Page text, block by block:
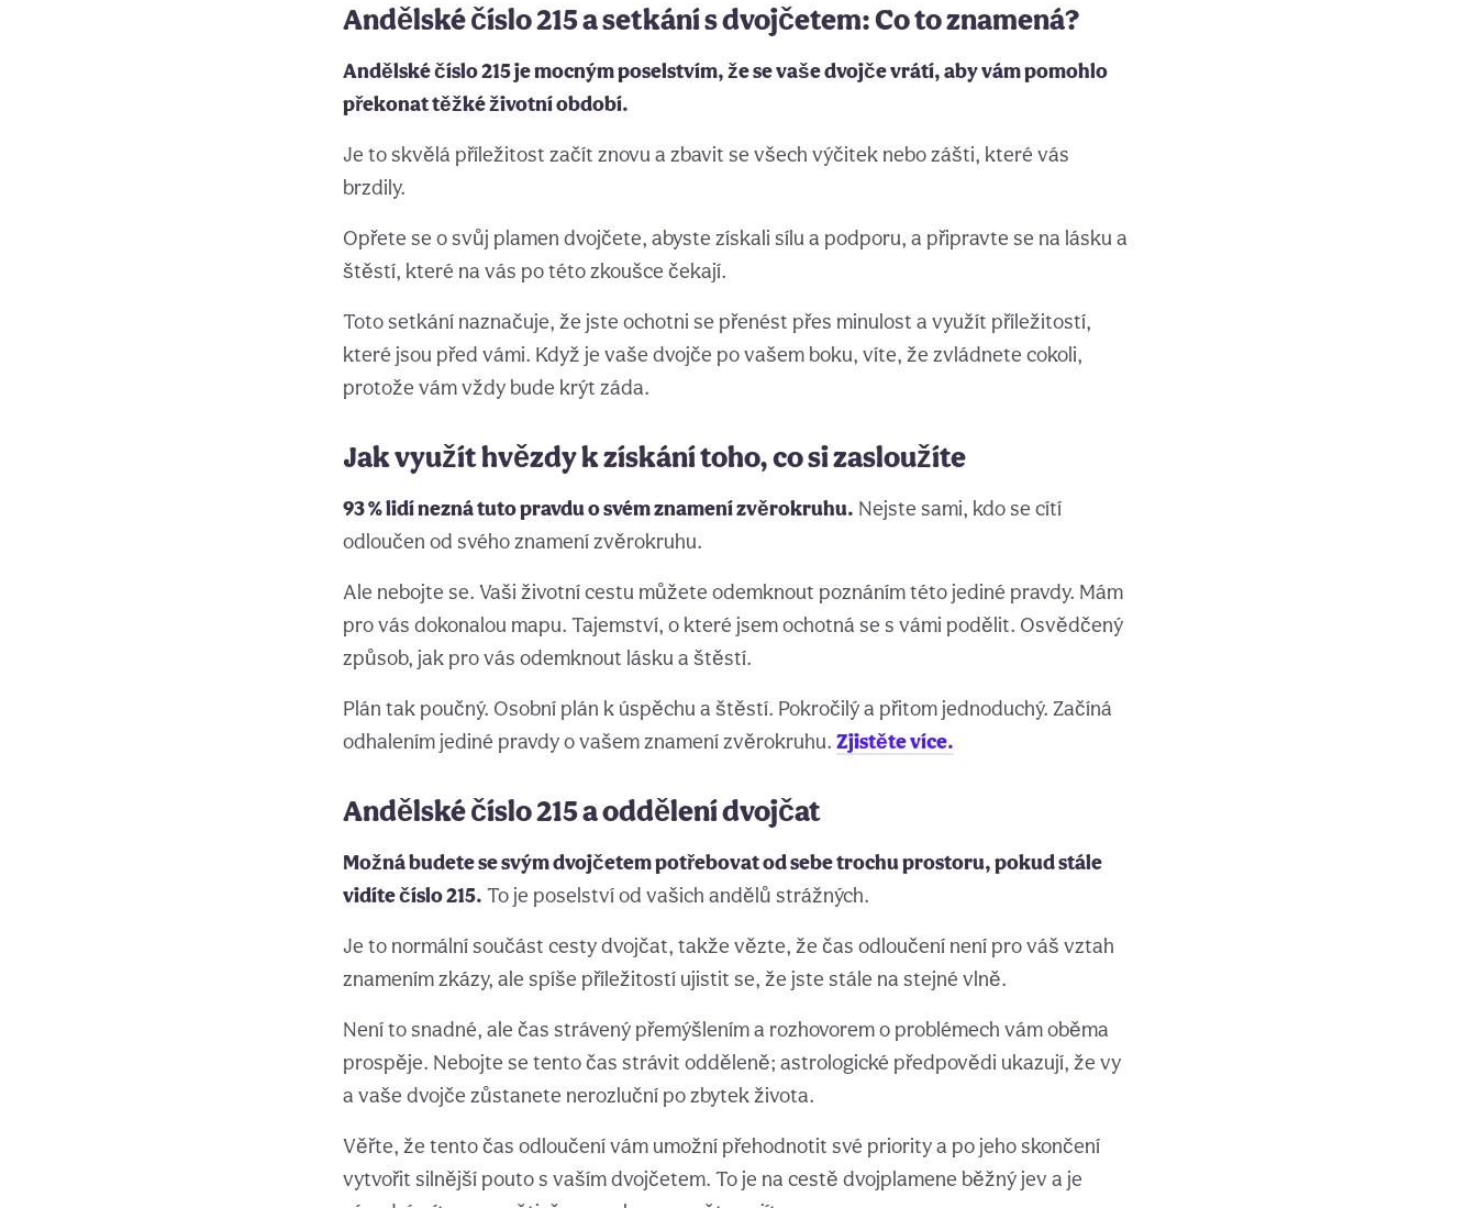
Andělské číslo 215 a setkání s dvojčetem: Co to znamená?
Andělské číslo 215 je mocným poselstvím, že se vaše dvojče vrátí, aby vám pomohlo
překonat těžké životní období.
Je to skvělá příležitost začít znovu a zbavit se všech výčitek nebo zášti, které vás
brzdily.
Opřete se o svůj plamen dvojčete, abyste získali sílu a podporu, a připravte se na lásku a
štěstí, které na vás po této zkoušce čekají.
Toto setkání naznačuje, že jste ochotni se přenést přes minulost a využít příležitostí,
které jsou před vámi. Když je vaše dvojče po vašem boku, víte, že zvládnete cokoli,
protože vám vždy bude krýt záda.
Jak využít hvězdy k získání toho, co si zasloužíte
93 % lidí nezná tuto pravdu o svém znamení zvěrokruhu. Nejste sami, kdo se cítí
odloučen od svého znamení zvěrokruhu.
Ale nebojte se. Vaši životní cestu můžete odemknout poznáním této jediné pravdy. Mám
pro vás dokonalou mapu. Tajemství, o které jsem ochotná se s vámi podělit. Osvědčený
způsob, jak pro vás odemknout lásku a štěstí.
Plán tak poučný. Osobní plán k úspěchu a štěstí. Pokročilý a přitom jednoduchý. Začíná
odhalením jediné pravdy o vašem znamení zvěrokruhu. Zjistěte více.
Andělské číslo 215 a oddělení dvojčat
Možná budete se svým dvojčetem potřebovat od sebe trochu prostoru, pokud stále
vidíte číslo 215. To je poselství od vašich andělů strážných.
Je to normální součást cesty dvojčat, takže vězte, že čas odloučení není pro váš vztah
znamením zkázy, ale spíše příležitostí ujistit se, že jste stále na stejné vlně.
Není to snadné, ale čas strávený přemýšlením a rozhovorem o problémech vám oběma
prospěje. Nebojte se tento čas strávit odděleně; astrologické předpovědi ukazují, že vy
a vaše dvojče zůstanete nerozluční po zbytek života.
Věřte, že tento čas odloučení vám umožní přehodnotit své priority a po jeho skončení
vytvořit silnější pouto s vaším dvojčetem. To je na cestě dvojplamene běžný jev a je